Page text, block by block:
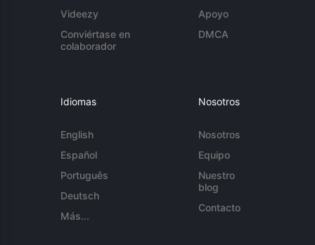
Videezy
Conviértase en
colaborador
Apoyo
DMCA
Idiomas
English
Español
Português
Deutsch
Más...
Nosotros
Nosotros
Equipo
Nuestro
blog
Contacto